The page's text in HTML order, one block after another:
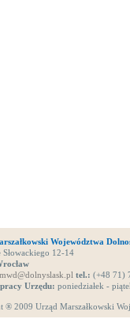
Województwa
Słowackiego 12-14
tel.: (+48 71)
Urzędu: poniedziałek -
® 2009 Urząd Marszałkowski